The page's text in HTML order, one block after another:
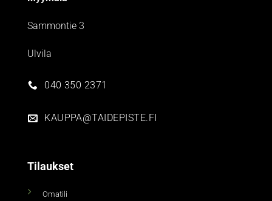
Sammontie 3
Ulvila
040 350 2371
KAUPPA@TAIDEPISTE.FI
Tilaukset
Omatili